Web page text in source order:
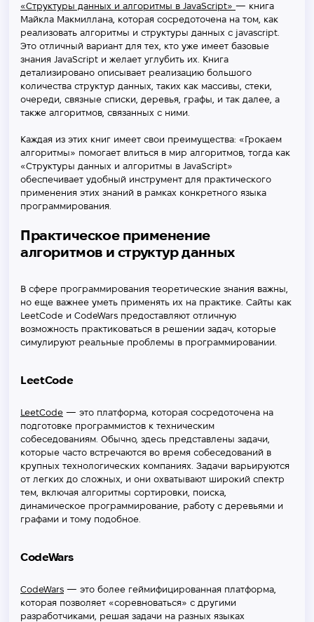
«Структуры данных и алгоритмы в JavaScript» — книга
Майкла Макмиллана, которая сосредоточена на том, как
реализовать алгоритмы и структуры данных с javascript.
Это отличный вариант для тех, кто уже имеет базовые
знания JavaScript и желает углубить их. Книга
детализировано описывает реализацию большого
количества структур данных, таких как массивы, стеки,
очереди, связные списки, деревья, графы, и так далее, а
также алгоритмов, связанных с ними.
Каждая из этих книг имеет свои преимущества: «Грокаем
алгоритмы» помогает влиться в мир алгоритмов, тогда как
«Структуры данных и алгоритмы в JavaScript»
обеспечивает удобный инструмент для практического
применения этих знаний в рамках конкретного языка
программирования.
Практическое применение
алгоритмов и структур данных
В сфере программирования теоретические знания важны,
но еще важнее уметь применять их на практике. Сайты как
LeetCode и CodeWars предоставляют отличную
возможность практиковаться в решении задач, которые
симулируют реальные проблемы в программировании.
LeetCode
LeetCode — это платформа, которая сосредоточена на
подготовке программистов к техническим
собеседованиям. Обычно, здесь представлены задачи,
которые часто встречаются во время собеседований в
крупных технологических компаниях. Задачи варьируются
от легких до сложных, и они охватывают широкий спектр
тем, включая алгоритмы сортировки, поиска,
динамическое программирование, работу с деревьями и
графами и тому подобное.
CodeWars
CodeWars — это более геймифицированная платформа,
которая позволяет «соревноваться» с другими
разработчиками, решая задачи на разных языках